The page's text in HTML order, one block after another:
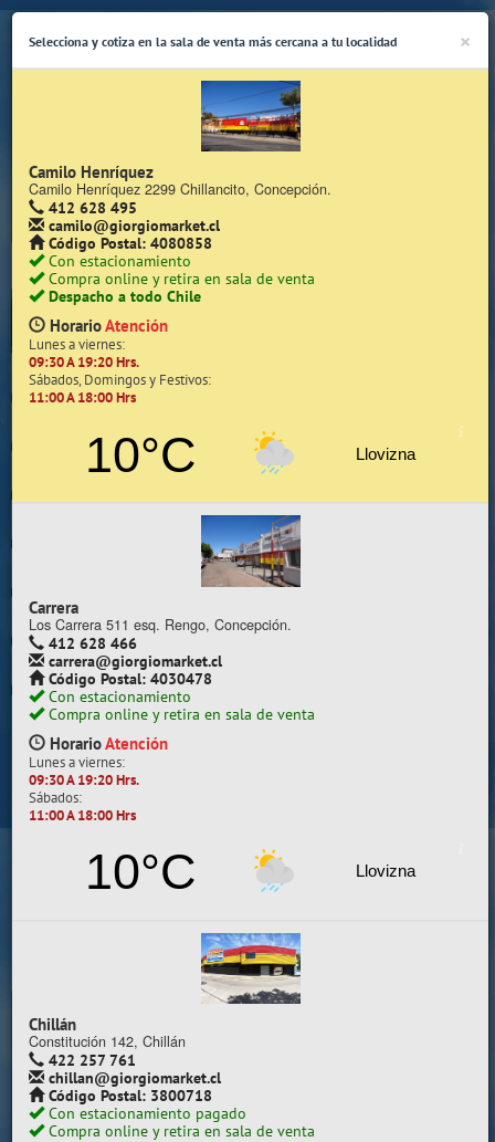
(Whatsapp Sólo de Lunes a Viernes de 08:15 a 17:45)
Quiénes somos
Trabaje con nosotros
Contacto | Reclamos
Preguntas Frecuentes
Sugererir productos
Su compra se realizará en la sala de ventas
Camilo Henríquez
Información de la sala
412 628 495
camilo@giorgiomarket.cl
HorarioAbierto
Lunes a viernes:
VER SALA EN MAPA
SALAS DE VENTA
×
Selecciona y cotiza en la sala de venta más cercana a tu localidad
Camilo Henríquez
Camilo Henríquez 2299 Chillancito, Concepción.
412 628 495
camilo@giorgiomarket.cl
Código Postal: 4080858
Con estacionamiento
Compra online y retira en sala de venta
Despacho a todo Chile
HorarioAtención
Lunes a viernes:
09:30 A 19:20 Hrs.
Sábados, Domingos y Festivos:
11:00 A 18:00 Hrs
10°C Llovizna
Carrera
Los Carrera 511 esq. Rengo, Concepción.
412 628 466
carrera@giorgiomarket.cl
Código Postal: 4030478
Con estacionamiento
Compra online y retira en sala de venta
HorarioAtención
Lunes a viernes:
09:30 A 19:20 Hrs.
Sábados:
11:00 A 18:00 Hrs
10°C Llovizna
Chillán
Constitución 142, Chillán
422 257 761
chillan@giorgiomarket.cl
Código Postal: 3800718
Con estacionamiento pagado
Compra online y retira en sala de venta